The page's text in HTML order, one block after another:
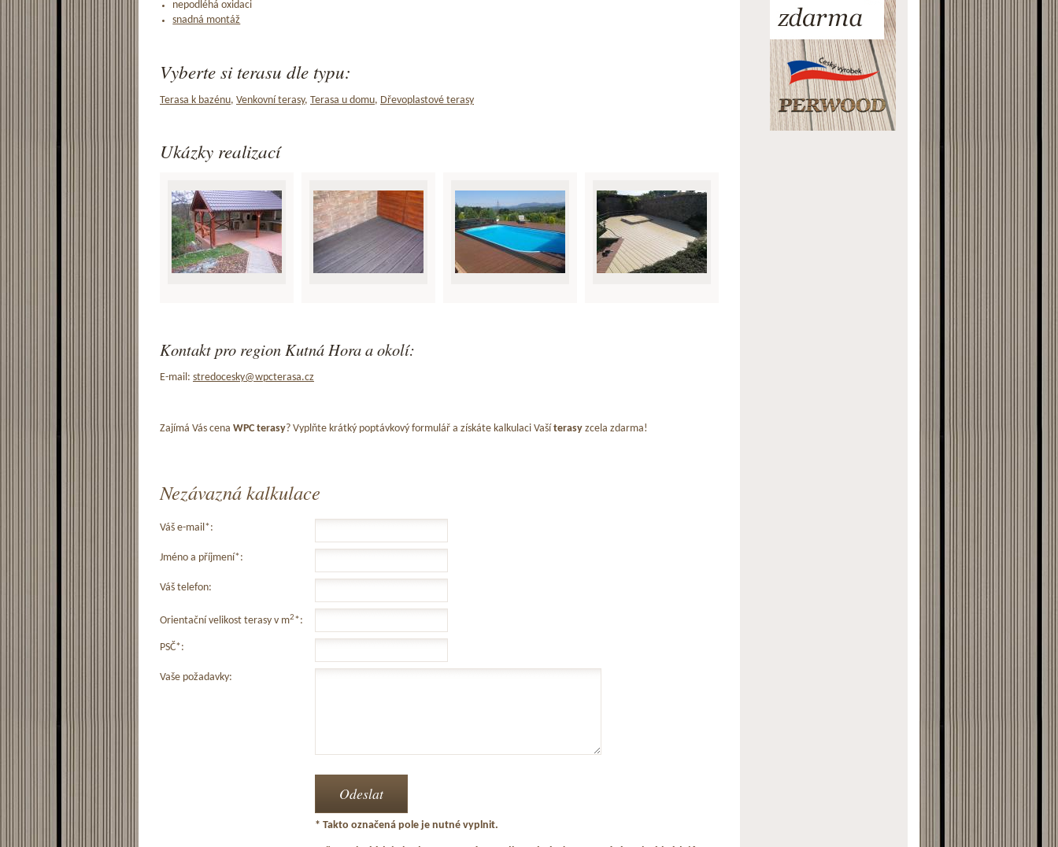
nepodléhá oxidaci
snadná montáž
Vyberte si terasu dle typu:
Terasa k bazénu, Venkovní terasy, Terasa u domu, Dřevoplastové terasy
Ukázky realizací
Kontakt pro region Kutná Hora a okolí:
E-mail: stredocesky@wpcterasa.cz
Zajímá Vás cena WPC terasy? Vyplňte krátký poptávkový formulář a získáte kalkulaci Vaší terasy zcela zdarma!
Nezávazná kalkulace
Váš e-mail*:
Jméno a příjmení*:
Váš telefon:
Orientační velikost terasy v m2*:
PSČ*:
Vaše požadavky:
* Takto označená pole je nutné vyplnit.